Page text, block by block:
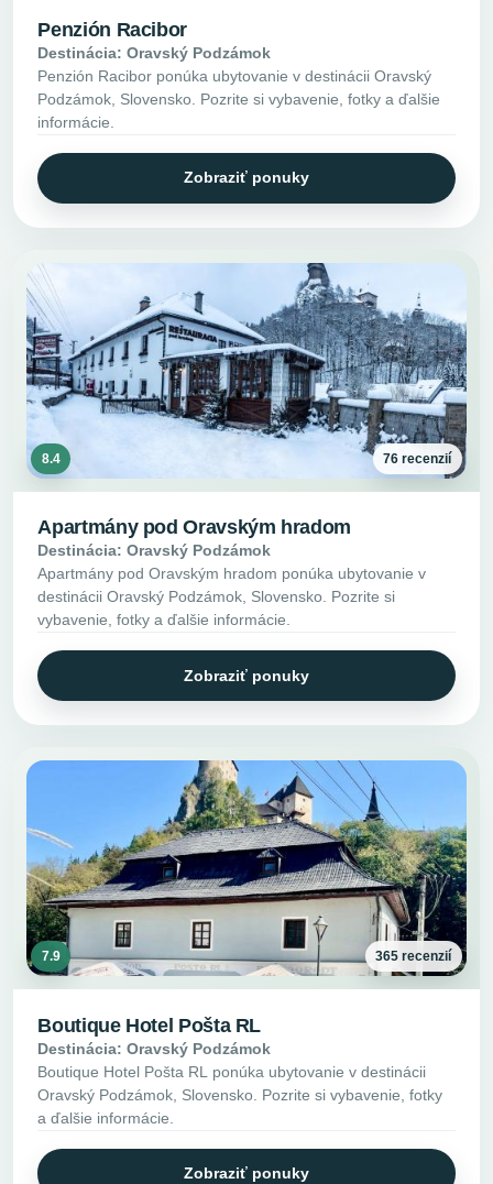
Penzión Racibor
Destinácia: Oravský Podzámok
Penzión Racibor ponúka ubytovanie v destinácii Oravský
Podzámok, Slovensko. Pozrite si vybavenie, fotky a ďalšie
informácie.
Zobraziť ponuky
8.4 76 recenzií
Apartmány pod Oravským hradom
Destinácia: Oravský Podzámok
Apartmány pod Oravským hradom ponúka ubytovanie v
destinácii Oravský Podzámok, Slovensko. Pozrite si
vybavenie, fotky a ďalšie informácie.
Zobraziť ponuky
7.9 365 recenzií
Boutique Hotel Pošta RL
Destinácia: Oravský Podzámok
Boutique Hotel Pošta RL ponúka ubytovanie v destinácii
Oravský Podzámok, Slovensko. Pozrite si vybavenie, fotky
a ďalšie informácie.
Zobraziť ponuky